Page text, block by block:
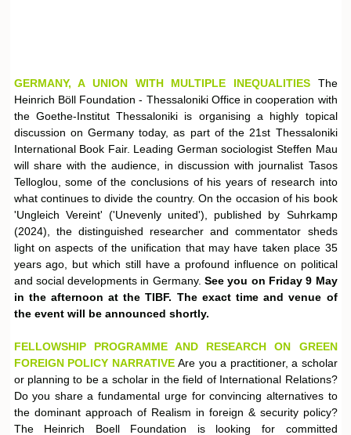
GERMANY, A UNION WITH MULTIPLE INEQUALITIES The
Heinrich Böll Foundation - Thessaloniki Office in cooperation with
the Goethe-Institut Thessaloniki is organising a highly topical
discussion on Germany today, as part of the 21st Thessaloniki
International Book Fair. Leading German sociologist Steffen Mau
will share with the audience, in discussion with journalist Tasos
Telloglou, some of the conclusions of his years of research into
what continues to divide the country. On the occasion of his book
'Ungleich Vereint' ('Unevenly united'), published by Suhrkamp
(2024), the distinguished researcher and commentator sheds
light on aspects of the unification that may have taken place 35
years ago, but which still have a profound influence on political
and social developments in Germany. See you on Friday 9 May
in the afternoon at the TIBF. The exact time and venue of
the event will be announced shortly.
FELLOWSHIP PROGRAMME AND RESEARCH ON GREEN
FOREIGN POLICY NARRATIVE Are you a practitioner, a scholar
or planning to be a scholar in the field of International Relations?
Do you share a fundamental urge for convincing alternatives to
the dominant approach of Realism in foreign & security policy?
The Heinrich Boell Foundation is looking for committed